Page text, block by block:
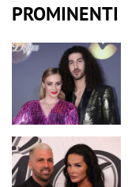
PROMINENTI